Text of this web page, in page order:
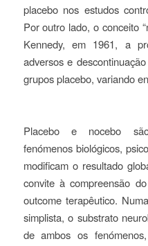
placebo nos estudos
Por outro lado, o conceito
Kennedy, em 1961, a
adversos e
grupos placebo, variando
Placebo e nocebo
fenómenos biológicos,
modificam o resultado
convite à compreensão
outcome terapêutico.
simplista, o substrato
de ambos os